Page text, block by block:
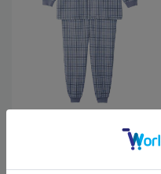
【前開き】【秋冬】大きめボタン